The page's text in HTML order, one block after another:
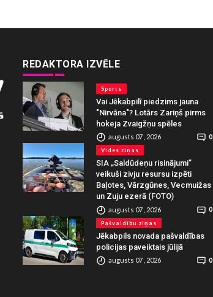
REDAKTORA IZVĒLE
Sports
Vai Jēkabpilī piedzims jauna
"Nirvāna"? Lotārs Zariņš pirms
hokeja Zvaigžņu spēles
augusts 07 , 2026 0
Vides ziņas
SIA „Saldūdeņu risinājumi”
veikuši zivju resursu izpēti
Baļotes, Vārzgūnes, Vecmuižas
un Zuju ezerā (FOTO)
augusts 07 , 2026 0
Pašvaldību ziņas
Jēkabpils novada pašvaldības
policijas paveiktais jūlijā
augusts 07 , 2026 0